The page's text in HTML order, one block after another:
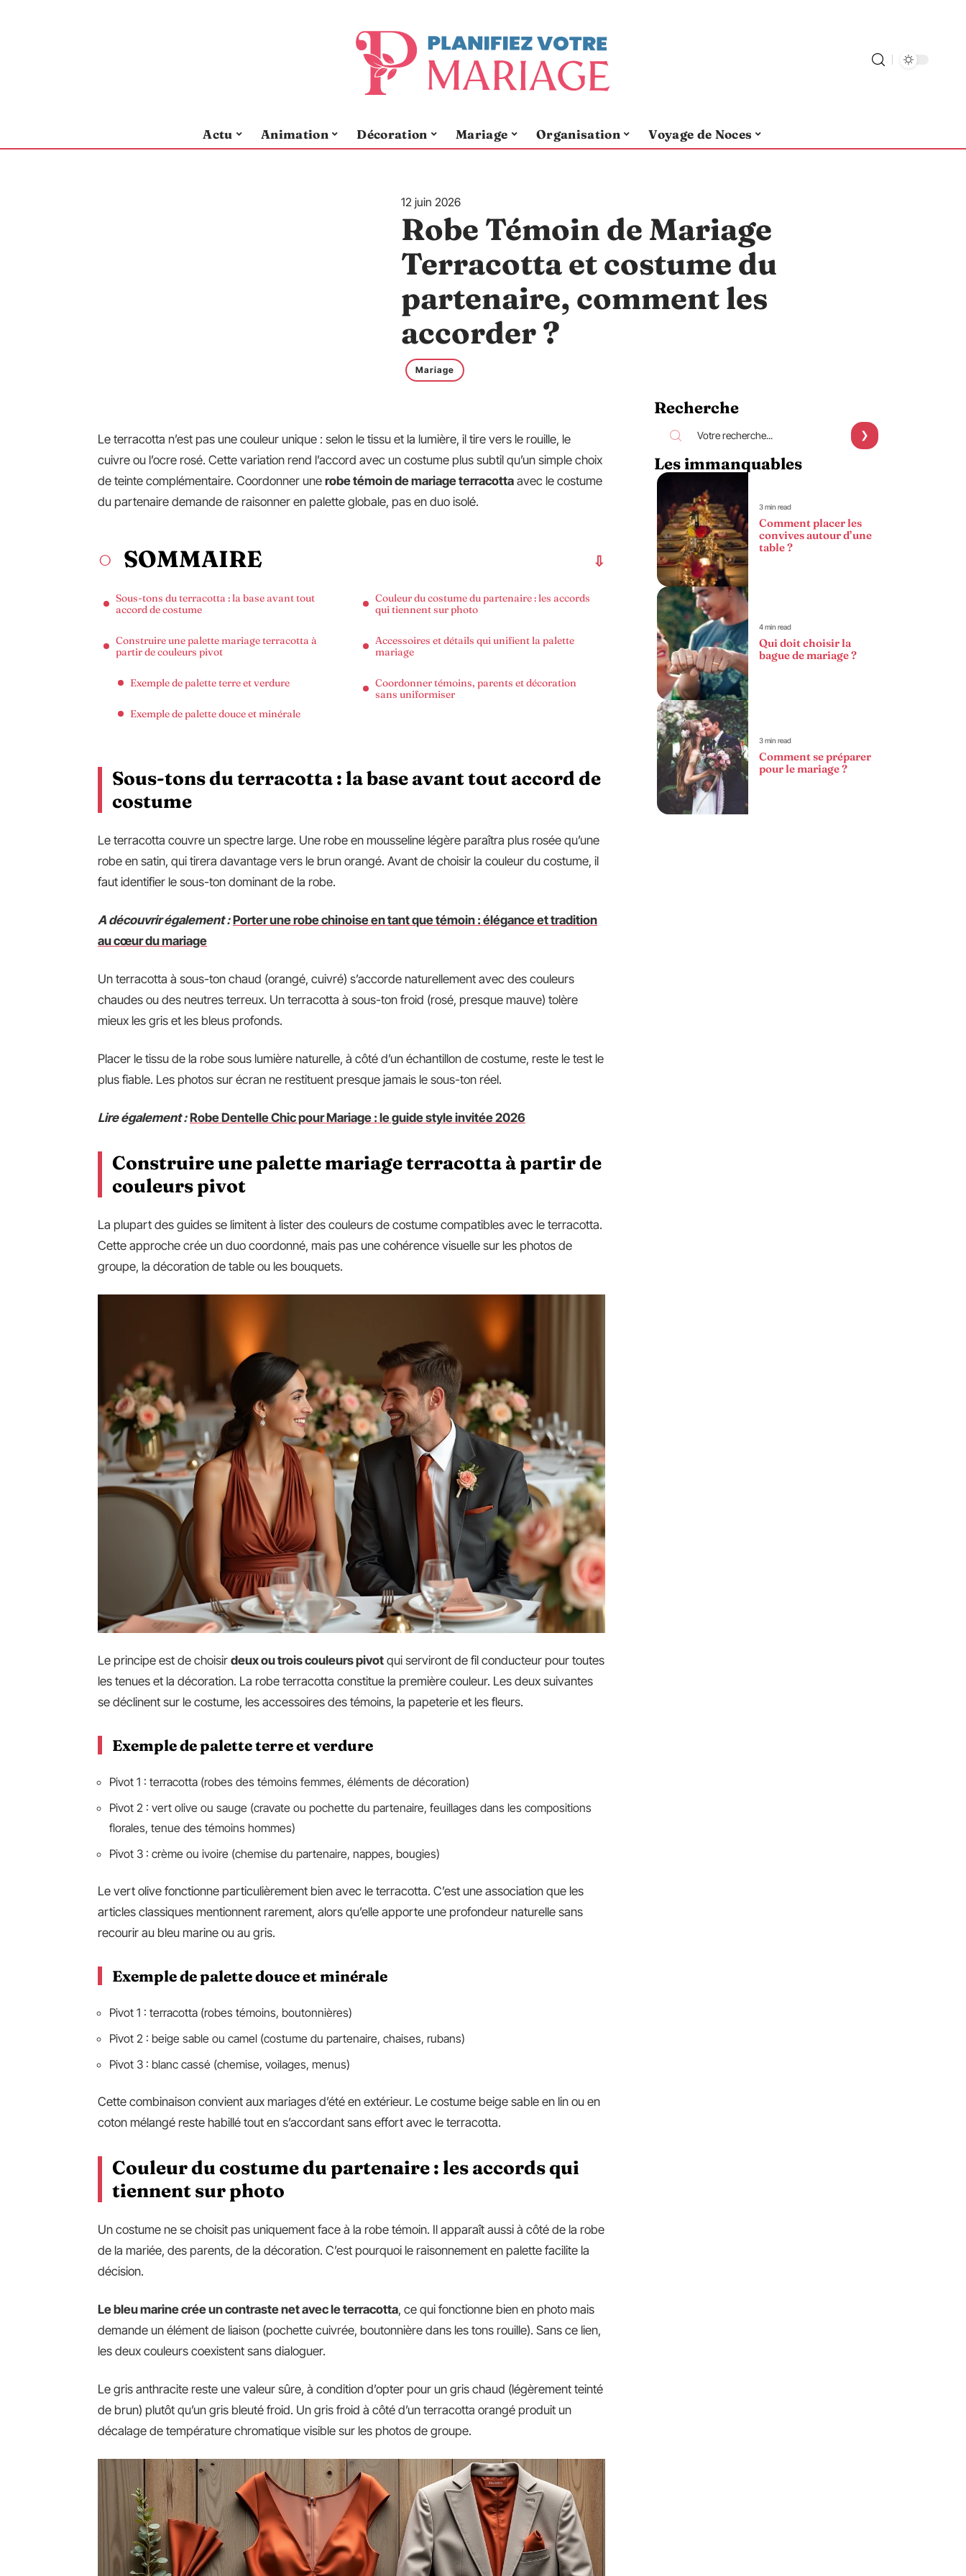
Actu Animation Décoration Mariage Organisation Voyage de Noces
12 juin 2026
Robe Témoin de Mariage
Terracotta et costume du
partenaire, comment les
accorder ?
Mariage
Le terracotta n’est pas une couleur unique : selon le tissu et la lumière, il tire vers le rouille, le
cuivre ou l’ocre rosé. Cette variation rend l’accord avec un costume plus subtil qu’un simple choix
de teinte complémentaire. Coordonner une robe témoin de mariage terracotta avec le costume
du partenaire demande de raisonner en palette globale, pas en duo isolé.
SOMMAIRE
Sous-tons du terracotta : la base avant tout
accord de costume
Construire une palette mariage terracotta à
partir de couleurs pivot
Exemple de palette terre et verdure
Exemple de palette douce et minérale
Couleur du costume du partenaire : les accords
qui tiennent sur photo
Accessoires et détails qui unifient la palette
mariage
Coordonner témoins, parents et décoration
sans uniformiser
Sous-tons du terracotta : la base avant tout accord de
costume
Le terracotta couvre un spectre large. Une robe en mousseline légère paraîtra plus rosée qu’une
robe en satin, qui tirera davantage vers le brun orangé. Avant de choisir la couleur du costume, il
faut identifier le sous-ton dominant de la robe.
A découvrir également : Porter une robe chinoise en tant que témoin : élégance et tradition
au cœur du mariage
Un terracotta à sous-ton chaud (orangé, cuivré) s’accorde naturellement avec des couleurs
chaudes ou des neutres terreux. Un terracotta à sous-ton froid (rosé, presque mauve) tolère
mieux les gris et les bleus profonds.
Placer le tissu de la robe sous lumière naturelle, à côté d’un échantillon de costume, reste le test le
plus fiable. Les photos sur écran ne restituent presque jamais le sous-ton réel.
Lire également : Robe Dentelle Chic pour Mariage : le guide style invitée 2026
Construire une palette mariage terracotta à partir de
couleurs pivot
La plupart des guides se limitent à lister des couleurs de costume compatibles avec le terracotta.
Cette approche crée un duo coordonné, mais pas une cohérence visuelle sur les photos de
groupe, la décoration de table ou les bouquets.
Le principe est de choisir deux ou trois couleurs pivot qui serviront de fil conducteur pour toutes
les tenues et la décoration. La robe terracotta constitue la première couleur. Les deux suivantes
se déclinent sur le costume, les accessoires des témoins, la papeterie et les fleurs.
Exemple de palette terre et verdure
Pivot 1 : terracotta (robes des témoins femmes, éléments de décoration)
Pivot 2 : vert olive ou sauge (cravate ou pochette du partenaire, feuillages dans les compositions
florales, tenue des témoins hommes)
Pivot 3 : crème ou ivoire (chemise du partenaire, nappes, bougies)
Le vert olive fonctionne particulièrement bien avec le terracotta. C’est une association que les
articles classiques mentionnent rarement, alors qu’elle apporte une profondeur naturelle sans
recourir au bleu marine ou au gris.
Exemple de palette douce et minérale
Pivot 1 : terracotta (robes témoins, boutonnières)
Pivot 2 : beige sable ou camel (costume du partenaire, chaises, rubans)
Pivot 3 : blanc cassé (chemise, voilages, menus)
Cette combinaison convient aux mariages d’été en extérieur. Le costume beige sable en lin ou en
coton mélangé reste habillé tout en s’accordant sans effort avec le terracotta.
Couleur du costume du partenaire : les accords qui
tiennent sur photo
Un costume ne se choisit pas uniquement face à la robe témoin. Il apparaît aussi à côté de la robe
de la mariée, des parents, de la décoration. C’est pourquoi le raisonnement en palette facilite la
décision.
Le bleu marine crée un contraste net avec le terracotta, ce qui fonctionne bien en photo mais
demande un élément de liaison (pochette cuivrée, boutonnière dans les tons rouille). Sans ce lien,
les deux couleurs coexistent sans dialoguer.
Le gris anthracite reste une valeur sûre, à condition d’opter pour un gris chaud (légèrement teinté
de brun) plutôt qu’un gris bleuté froid. Un gris froid à côté d’un terracotta orangé produit un
décalage de température chromatique visible sur les photos de groupe.
Recherche
Les immanquables
3 min read
Comment placer les
convives autour d’une
table ?
4 min read
Qui doit choisir la
bague de mariage ?
3 min read
Comment se préparer
pour le mariage ?